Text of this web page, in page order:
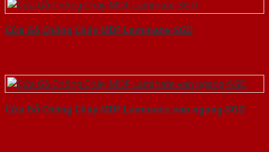
Cửa Gỗ Chống Cháy MDF Laminate-SGD
Cửa Gỗ Chống Cháy MDF Laminate van ngang-SGD